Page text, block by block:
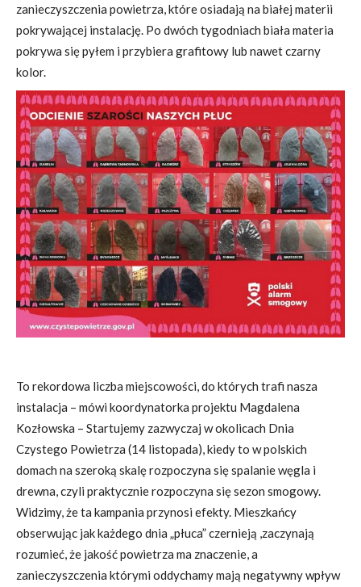
zanieczyszczenia powietrza, które osiadają na białej materii
pokrywającej instalację. Po dwóch tygodniach biała materia
pokrywa się pyłem i przybiera grafitowy lub nawet czarny
kolor.
To rekordowa liczba miejscowości, do których trafi nasza
instalacja – mówi koordynatorka projektu Magdalena
Kozłowska – Startujemy zazwyczaj w okolicach Dnia
Czystego Powietrza (14 listopada), kiedy to w polskich
domach na szeroką skalę rozpoczyna się spalanie węgla i
drewna, czyli praktycznie rozpoczyna się sezon smogowy.
Widzimy, że ta kampania przynosi efekty. Mieszkańcy
obserwując jak każdego dnia „płuca” czernieją ,zaczynają
rozumieć, że jakość powietrza ma znaczenie, a
zanieczyszczenia którymi oddychamy mają negatywny wpływ